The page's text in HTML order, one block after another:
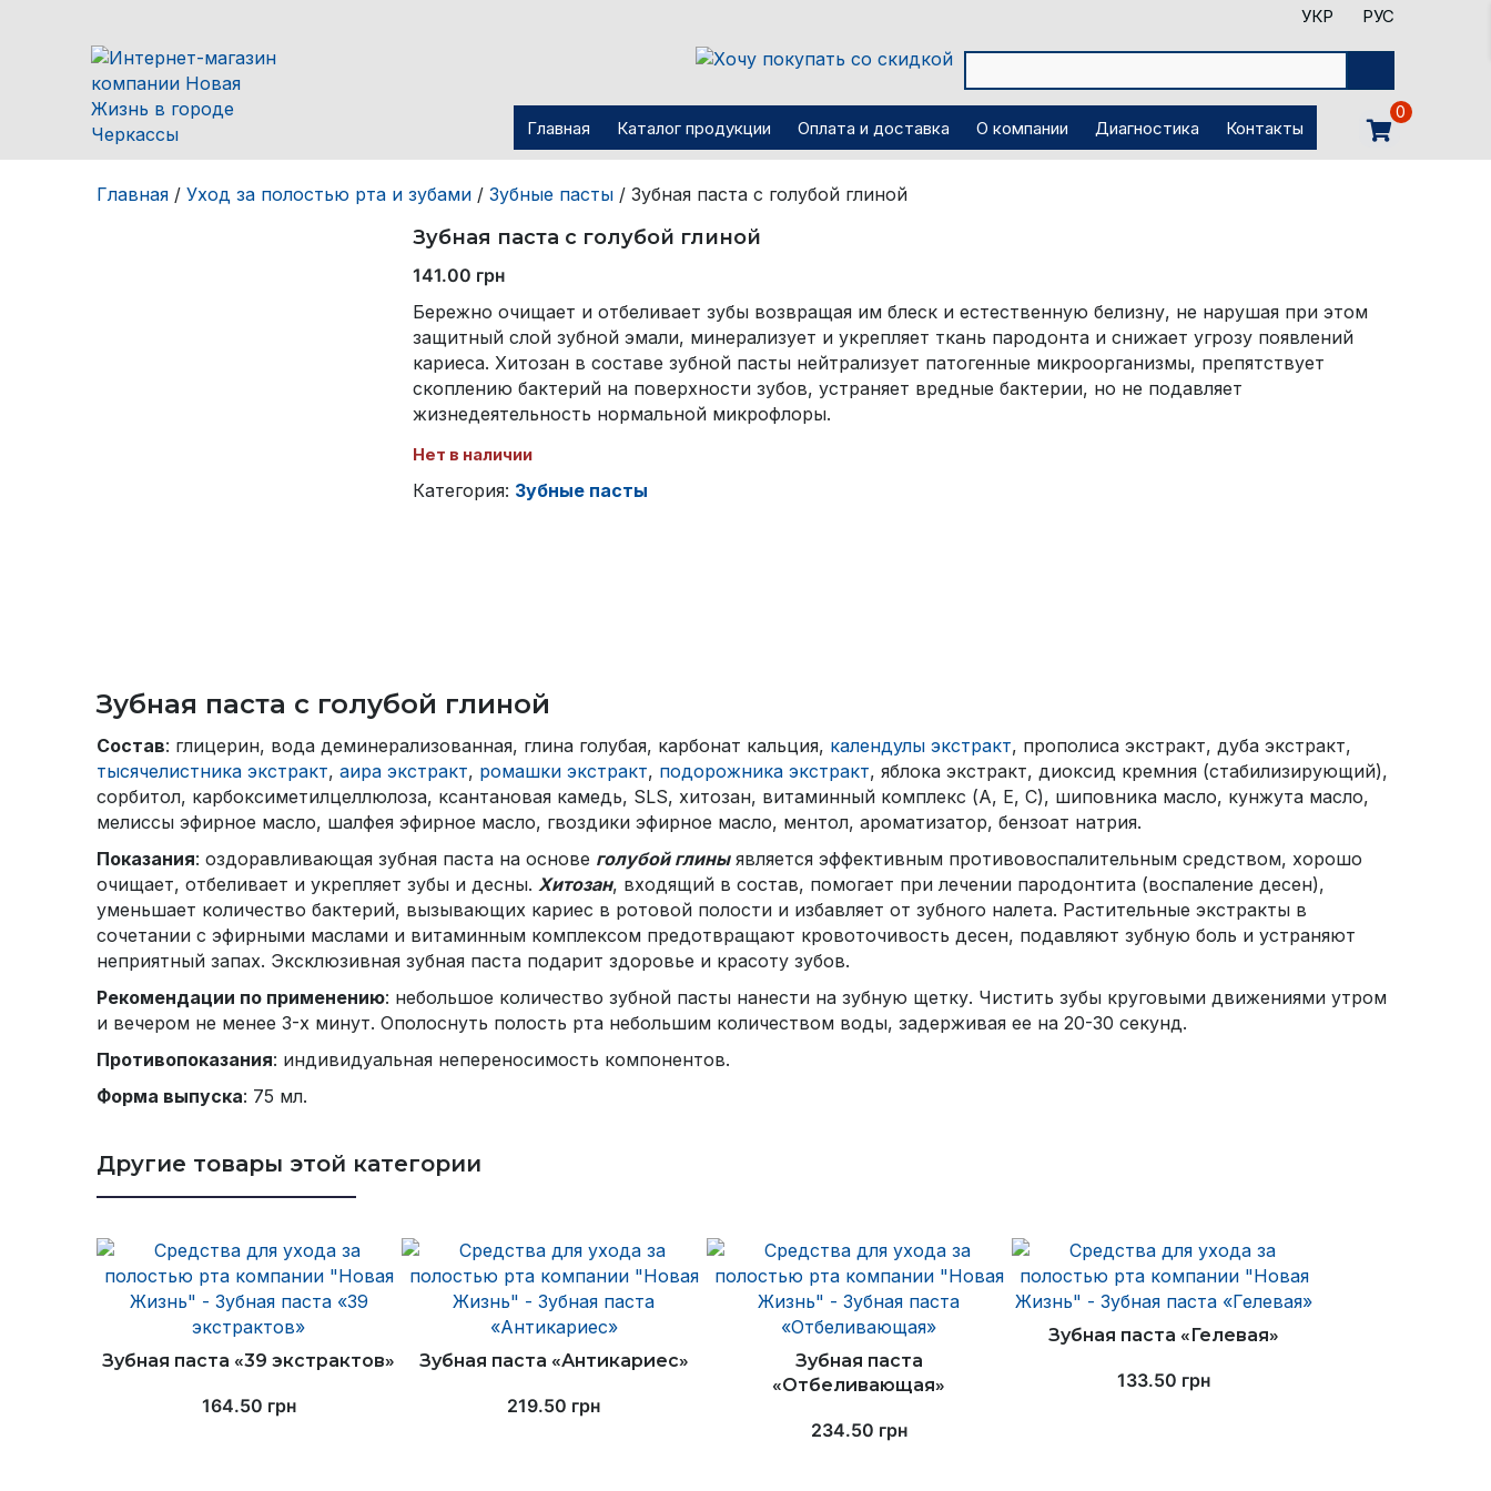
УКР РУС
Главная Каталог продукции Оплата и доставка О компании Диагностика Контакты
0
Главная / Уход за полостью рта и зубами / Зубные пасты / Зубная паста с голубой глиной
Зубная паста с голубой глиной
141.00 грн
Бережно очищает и отбеливает зубы возвращая им блеск и естественную белизну, не нарушая при этом
защитный слой зубной эмали, минерализует и укрепляет ткань пародонта и снижает угрозу появлений
кариеса. Хитозан в составе зубной пасты нейтрализует патогенные микроорганизмы, препятствует
скоплению бактерий на поверхности зубов, устраняет вредные бактерии, но не подавляет
жизнедеятельность нормальной микрофлоры.
Нет в наличии
Категория: Зубные пасты
Зубная паста с голубой глиной
Состав: глицерин, вода деминерализованная, глина голубая, карбонат кальция, календулы экстракт, прополиса экстракт, дуба экстракт,
тысячелистника экстракт, аира экстракт, ромашки экстракт, подорожника экстракт, яблока экстракт, диоксид кремния (стабилизирующий),
сорбитол, карбоксиметилцеллюлоза, ксантановая камедь, SLS, хитозан, витаминный комплекс (А, Е, С), шиповника масло, кунжута масло,
мелиссы эфирное масло, шалфея эфирное масло, гвоздики эфирное масло, ментол, ароматизатор, бензоат натрия.
Показания: оздоравливающая зубная паста на основе голубой глиныявляется эффективным противовоспалительным средством, хорошо
очищает, отбеливает и укрепляет зубы и десны. Хитозан, входящий в состав, помогает при лечении пародонтита (воспаление десен),
уменьшает количество бактерий, вызывающих кариес в ротовой полости и избавляет от зубного налета. Растительные экстракты в
сочетании с эфирными маслами и витаминным комплексом предотвращают кровоточивость десен, подавляют зубную боль и устраняют
неприятный запах. Эксклюзивная зубная паста подарит здоровье и красоту зубов.
Рекомендации по применению: небольшое количество зубной пасты нанести на зубную щетку. Чистить зубы круговыми движениями утром
и вечером не менее 3-х минут. Ополоснуть полость рта небольшим количеством воды, задерживая ее на 20-30 секунд.
Противопоказания: индивидуальная непереносимость компонентов.
Форма выпуска: 75 мл.
Другие товары этой категории
Зубная паста «39 экстрактов»
164.50 грн
Зубная паста «Антикариес»
219.50 грн
Зубная паста
«Отбеливающая»
234.50 грн
Зубная паста «Гелевая»
133.50 грн